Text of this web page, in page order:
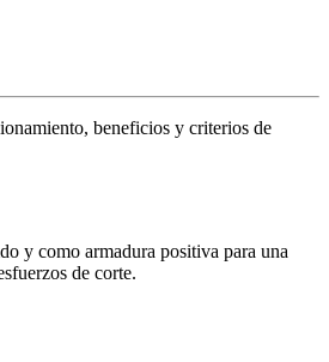
beneficios y criterios de
y como armadura positiva para una
de corte.